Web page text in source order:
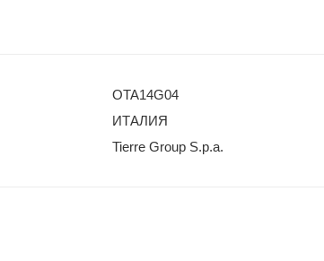
OTA14G04
ИТАЛИЯ
Tierre Group S.p.a.